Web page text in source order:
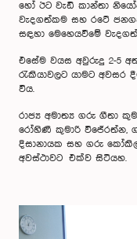
හෝ ඊට වැඩි කාන්තා
වැදගත්කම සහ රටේ
සඳහා මෙහෙයවීමේ
එසේම වයස අවුරුදු 2-5
රැකියාවලට යාමට අවසර
විය.
රාජ්‍ය අමාත්‍ය ගරු ගීතා
රෝහිණී කුමාරි විජේරත්න,
දිසානායක සහ ගරු
අවස්ථාවට එක්ව සිටියහ.